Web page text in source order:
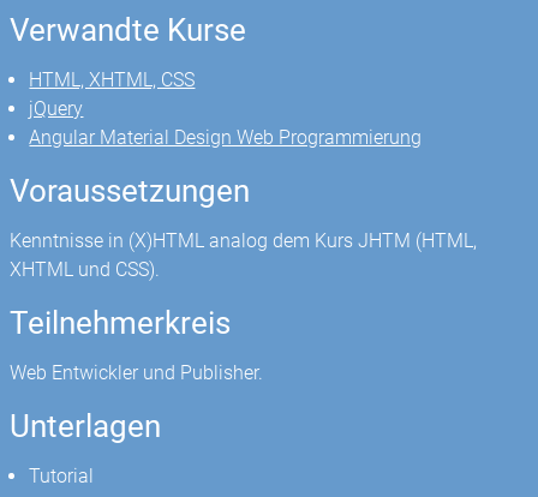
Verwandte Kurse
HTML, XHTML, CSS
jQuery
Angular Material Design Web Programmierung
Voraussetzungen
Kenntnisse in (X)HTML analog dem Kurs JHTM (HTML,
XHTML und CSS).
Teilnehmerkreis
Web Entwickler und Publisher.
Unterlagen
Tutorial